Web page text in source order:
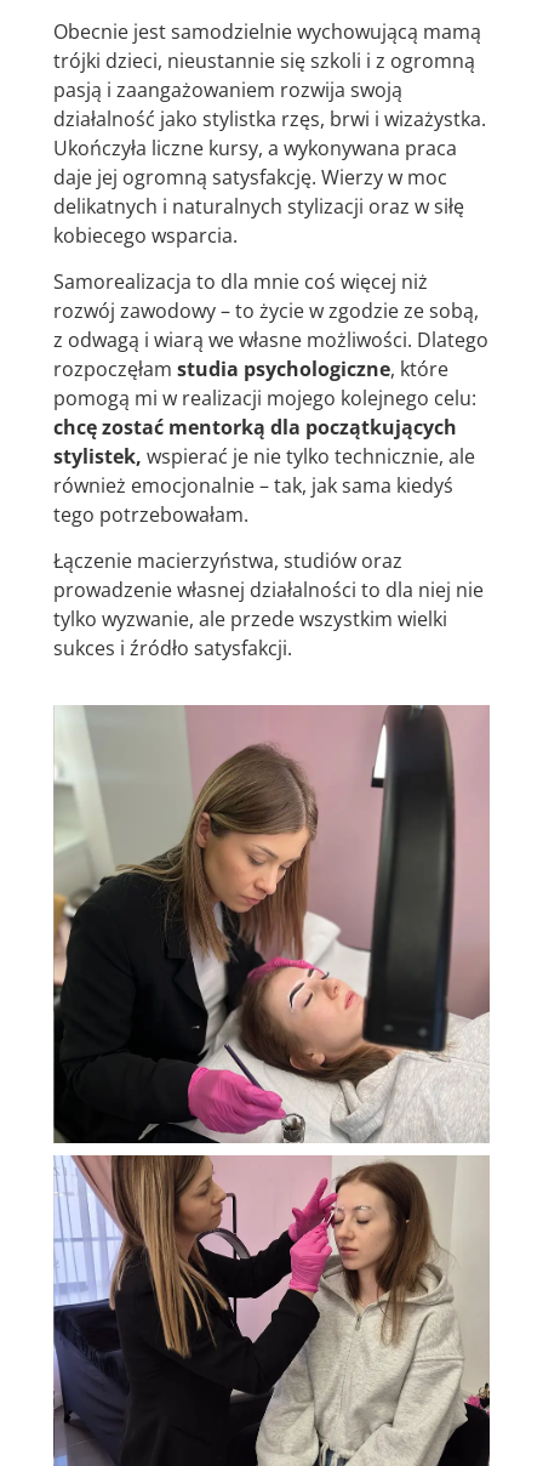
Obecnie jest samodzielnie wychowującą mamą
trójki dzieci, nieustannie się szkoli i z ogromną
pasją i zaangażowaniem rozwija swoją
działalność jako stylistka rzęs, brwi i wizażystka.
Ukończyła liczne kursy, a wykonywana praca
daje jej ogromną satysfakcję. Wierzy w moc
delikatnych i naturalnych stylizacji oraz w siłę
kobiecego wsparcia.
Samorealizacja to dla mnie coś więcej niż
rozwój zawodowy – to życie w zgodzie ze sobą,
z odwagą i wiarą we własne możliwości. Dlatego
rozpoczęłam studia psychologiczne, które
pomogą mi w realizacji mojego kolejnego celu:
chcę zostać mentorką dla początkujących
stylistek, wspierać je nie tylko technicznie, ale
również emocjonalnie – tak, jak sama kiedyś
tego potrzebowałam.
Łączenie macierzyństwa, studiów oraz
prowadzenie własnej działalności to dla niej nie
tylko wyzwanie, ale przede wszystkim wielki
sukces i źródło satysfakcji.